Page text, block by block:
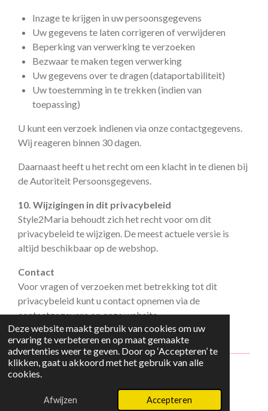
Deze website maakt gebruik van cookies om uw
ervaring te verbeteren en op maat gemaakte
advertenties weer te geven. Door op ‘Accepteren’ te
klikken, gaat u akkoord met het gebruik van alle
cookies.
Afwijzen Accepteren
Inzage te krijgen in uw persoonsgegevens
Uw gegevens te laten corrigeren of verwijderen
Beperking van verwerking te verzoeken
Bezwaar te maken tegen verwerking
Uw gegevens over te dragen (dataportabiliteit)
Uw toestemming in te trekken (indien van
toepassing)
U kunt een verzoek indienen via onze contactgegevens.
Wij reageren binnen 30 dagen.
Daarnaast heeft u het recht om een klacht in te dienen bij
de Autoriteit Persoonsgegevens.
10. Wijzigingen in dit privacybeleid
Style2Maria behoudt zich het recht voor om dit
privacybeleid te wijzigen. De meest actuele versie is
altijd beschikbaar op de webshop.
Contact
Voor vragen of verzoeken met betrekking tot dit
privacybeleid kunt u contact opnemen via de
contactgegevens op onze website.
© 2024 - 2026 Style2Maria